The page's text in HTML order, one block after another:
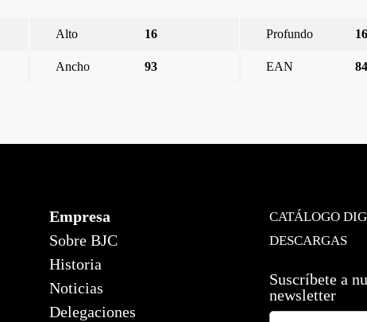
Alto 16 Profundo
Ancho 93 EAN
Empresa
Sobre BJC
Historia
Noticias
Delegaciones
CATÁLOGO
DESCARGAS
Suscríbete a
newsletter